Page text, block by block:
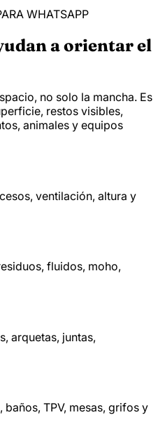
WHATSAPP
a orientar el
no solo la mancha. Es
restos visibles,
animales y equipos
ventilación, altura y
fluidos, moho,
arquetas, juntas,
TPV, mesas, grifos y